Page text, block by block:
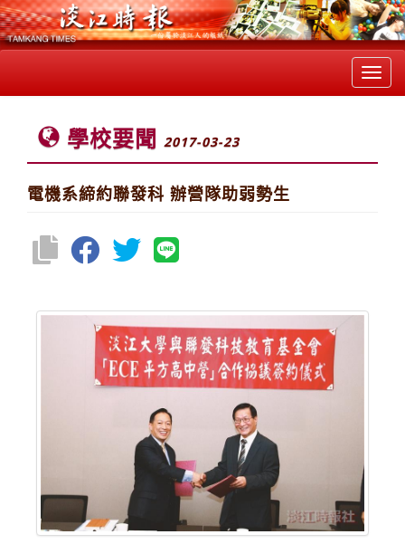
學校要聞 2017-03-23
電機系締約聯發科 辦營隊助弱勢生